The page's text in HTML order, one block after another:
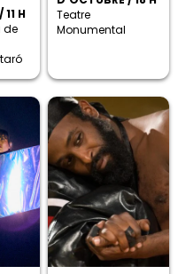
H
de
Teatre
Monumental